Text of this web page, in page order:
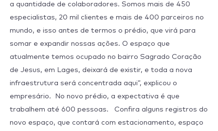
a quantidade de colaboradores. Somos mais de 450
especialistas, 20 mil clientes e mais de 400 parceiros no
mundo, e isso antes de termos o prédio, que virá para
somar e expandir nossas ações. O espaço que
atualmente temos ocupado no bairro Sagrado Coração
de Jesus, em Lages, deixará de existir, e toda a nova
infraestrutura será concentrada aqui”, explicou o
empresário. No novo prédio, a expectativa é que
trabalhem até 600 pessoas. Confira alguns registros do
novo espaço, que contará com estacionamento, espaço